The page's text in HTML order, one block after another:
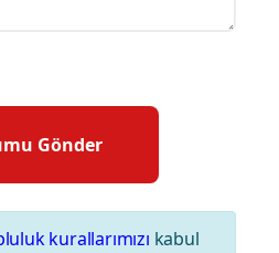
kurallarımızı kabul